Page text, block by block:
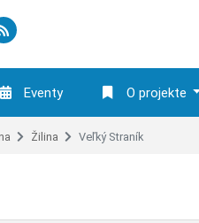
Eventy O projekte
Žilina Veľký Straník